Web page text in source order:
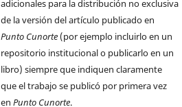
adicionales para la distribución no exclusiva
de la versión del artículo publicado en
Punto Cunorte (por ejemplo incluirlo en un
repositorio institucional o publicarlo en un
libro) siempre que indiquen claramente
que el trabajo se publicó por primera vez
enPunto Cunorte.